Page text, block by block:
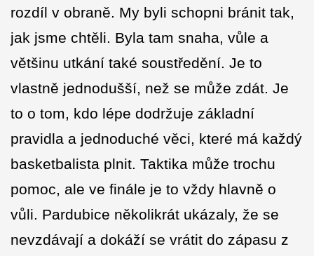
rozdíl v obraně. My byli schopni bránit tak,
jak jsme chtěli. Byla tam snaha, vůle a
většinu utkání také soustředění. Je to
vlastně jednodušší, než se může zdát. Je
to o tom, kdo lépe dodržuje základní
pravidla a jednoduché věci, které má každý
basketbalista plnit. Taktika může trochu
pomoc, ale ve finále je to vždy hlavně o
vůli. Pardubice několikrát ukázaly, že se
nevzdávají a dokáží se vrátit do zápasu z